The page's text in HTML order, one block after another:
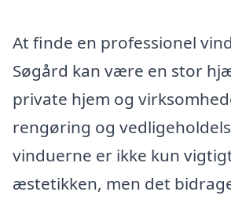
At finde en professionel
Søgård kan være en stor
private hjem og
rengøring og
vinduerne er ikke kun
æstetikken, men det